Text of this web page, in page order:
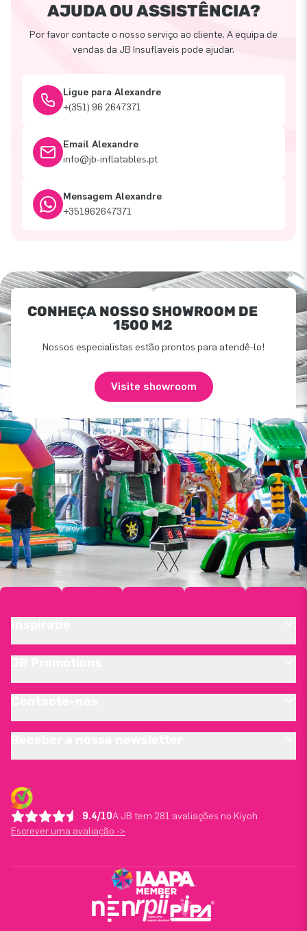
AJUDA OU ASSISTÊNCIA?
Por favor contacte o nosso serviço ao cliente. A equipa de
vendas da JB Insuflaveis pode ajudar.
Ligue para Alexandre
+(351) 96 2647371
Email Alexandre
info@jb-inflatables.pt
Mensagem Alexandre
+351962647371
CONHEÇA NOSSO SHOWROOM DE
1500 M2
Nossos especialistas estão prontos para atendê-lo!
Visite showroom
9.4/10A JB tem 281 avaliações no Kiyoh
Escrever uma avaliação ->